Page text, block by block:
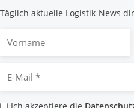
Täglich aktuelle Logistik-News
Mail
Datenschutzbestimmungen